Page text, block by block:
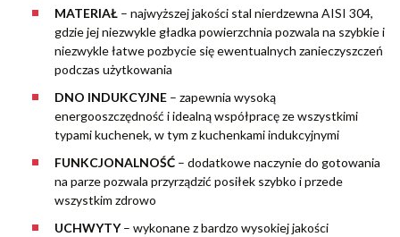
MATERIAŁ – najwyższej jakości stal nierdzewna AISI 304,
gdzie jej niezwykle gładka powierzchnia pozwala na szybkie i
niezwykle łatwe pozbycie się ewentualnych zanieczyszczeń
podczas użytkowania
DNO INDUKCYJNE – zapewnia wysoką
energooszczędność i idealną współpracę ze wszystkimi
typami kuchenek, w tym z kuchenkami indukcyjnymi
FUNKCJONALNOŚĆ – dodatkowe naczynie do gotowania
na parze pozwala przyrządzić posiłek szybko i przede
wszystkim zdrowo
UCHWYTY– wykonane z bardzo wysokiej jakości